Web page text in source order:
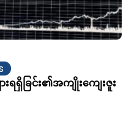
းရရှိခြင်း၏အကျိုးကျေးဇူး